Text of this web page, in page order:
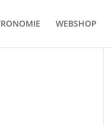
WEBSHOP